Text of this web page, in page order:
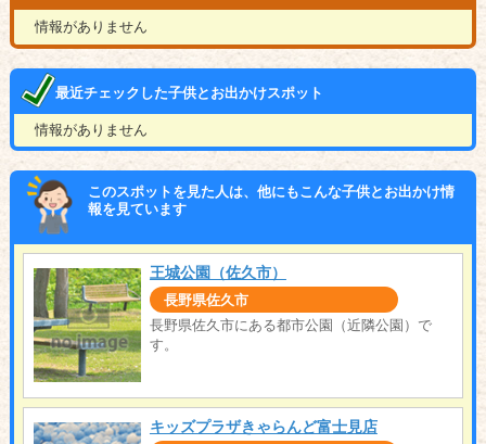
情報がありません
最近チェックした子供とお出かけスポット
情報がありません
このスポットを見た人は、他にもこんな子供とお出かけ情
報を見ています
王城公園（佐久市）
長野県佐久市
長野県佐久市にある都市公園（近隣公園）で
す。
キッズプラザきゃらんど富士見店